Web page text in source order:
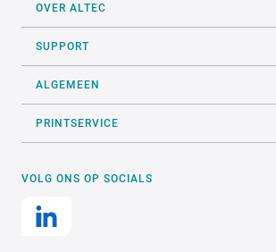
OVER ALTEC
SUPPORT
ALGEMEEN
PRINTSERVICE
VOLG ONS OP SOCIALS